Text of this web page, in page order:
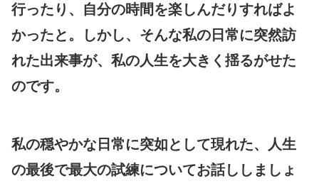
行ったり、自分の時間を楽しんだりすればよ
かったと。しかし、そんな私の日常に突然訪
れた出来事が、私の人生を大きく揺るがせた
のです。
私の穏やかな日常に突如として現れた、人生
の最後で最大の試練についてお話ししましょ